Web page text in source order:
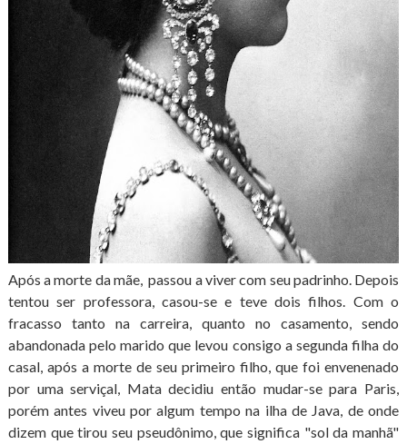
Após a morte da mãe, passou a viver com seu padrinho. Depois
tentou ser professora, casou-se e teve dois filhos. Com o
fracasso tanto na carreira, quanto no casamento, sendo
abandonada pelo marido que levou consigo a segunda filha do
casal, após a morte de seu primeiro filho, que foi envenenado
por uma serviçal, Mata decidiu então mudar-se para Paris,
porém antes viveu por algum tempo na ilha de Java, de onde
dizem que tirou seu pseudônimo, que significa "sol da manhã"